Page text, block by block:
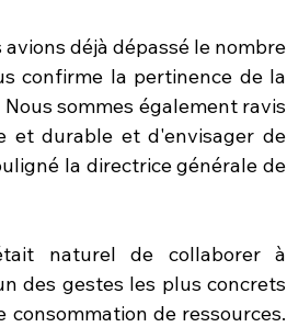
déjà dépassé le nombre
confirme la pertinence de la
sommes également ravis
et durable et d'envisager de
la directrice générale de
naturel de collaborer à
des gestes les plus concrets
de ressources.